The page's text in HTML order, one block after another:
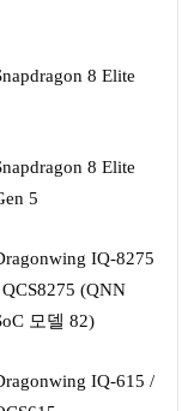
8 Elite
8 Elite
5
IQ-8275
(QNN
모델 82)
IQ-615 /